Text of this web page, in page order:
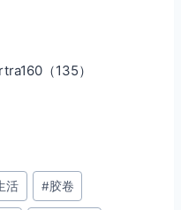
（135）
活 #胶卷